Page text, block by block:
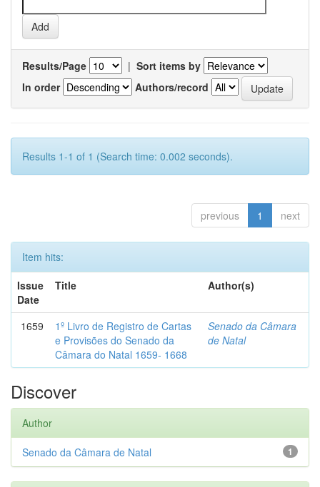
Results/Page | Sort items by
In order
Authors/record
Results 1-1 of 1 (Search time: 0.002 seconds).
previous 1 next
Item hits:
Issue
Date
Title Author(s)
1659
1º Livro de Registro de Cartas
e Provisões do Senado da
Câmara do Natal 1659- 1668
Senado da Câmara
de Natal
Discover
Author
1
Senado da Câmara de Natal